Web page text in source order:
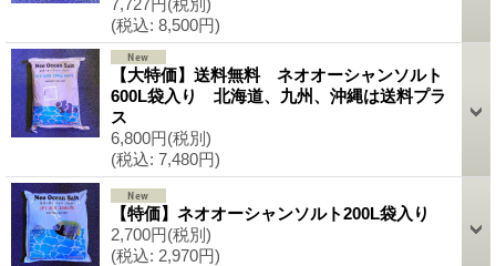
(税込: 8,500円)
【大特価】送料無料 ネオオーシャンソルト
600L袋入り 北海道、九州、沖縄は送料プラ
ス
6,800円(税別)
(税込: 7,480円)
【特価】ネオオーシャンソルト200L袋入り
2,700円(税別)
(税込: 2,970円)